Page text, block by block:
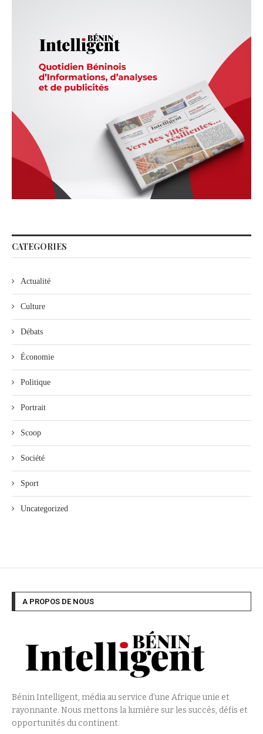
CATEGORIES
Actualité
Culture
Débats
Économie
Politique
Portrait
Scoop
Société
Sport
Uncategorized
A PROPOS DE NOUS
Bénin Intelligent, média au service d’une Afrique unie et
rayonnante. Nous mettons la lumière sur les succès, défis et
opportunités du continent.